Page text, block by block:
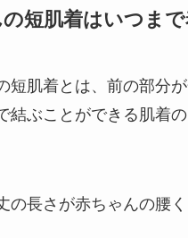
短肌着はいつまで
短肌着とは、前の部分
結ぶことができる肌着
の長さが赤ちゃんの腰く